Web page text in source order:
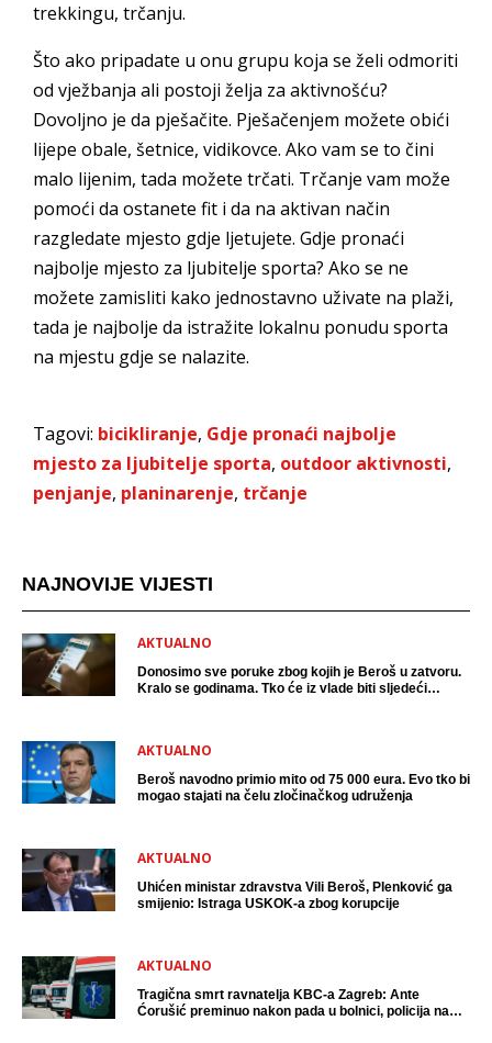
trekkingu, trčanju.
Što ako pripadate u onu grupu koja se želi odmoriti
od vježbanja ali postoji želja za aktivnošću?
Dovoljno je da pješačite. Pješačenjem možete obići
lijepe obale, šetnice, vidikovce. Ako vam se to čini
malo lijenim, tada možete trčati. Trčanje vam može
pomoći da ostanete fit i da na aktivan način
razgledate mjesto gdje ljetujete. Gdje pronaći
najbolje mjesto za ljubitelje sporta? Ako se ne
možete zamisliti kako jednostavno uživate na plaži,
tada je najbolje da istražite lokalnu ponudu sporta
na mjestu gdje se nalazite.
Tagovi: bicikliranje, Gdje pronaći najbolje
mjesto za ljubitelje sporta, outdoor aktivnosti,
penjanje, planinarenje, trčanje
NAJNOVIJE VIJESTI
AKTUALNO
Donosimo sve poruke zbog kojih je Beroš u zatvoru.
Kralo se godinama. Tko će iz vlade biti sljedeći
AKTUALNO
Beroš navodno primio mito od 75 000 eura. Evo tko bi
mogao stajati na čelu zločinačkog udruženja
AKTUALNO
Uhićen ministar zdravstva Vili Beroš, Plenković ga
smijenio: Istraga USKOK-a zbog korupcije
AKTUALNO
Tragična smrt ravnatelja KBC-a Zagreb: Ante
Ćorušić preminuo nakon pada u bolnici, policija na